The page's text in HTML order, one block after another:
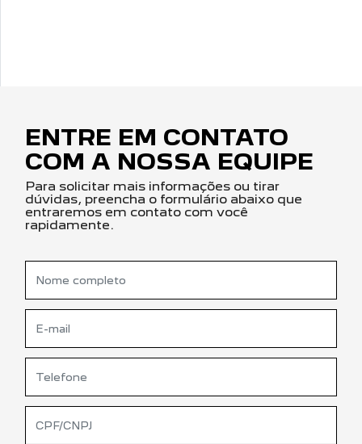
ENTRE EM CONTATO
COM A NOSSA EQUIPE
Para solicitar mais informações ou tirar
dúvidas, preencha o formulário abaixo que
entraremos em contato com você
rapidamente.